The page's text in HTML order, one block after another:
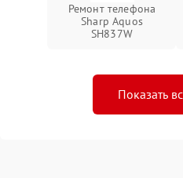
Ремонт телефона
Sharp Aquos
SH837W
Показать